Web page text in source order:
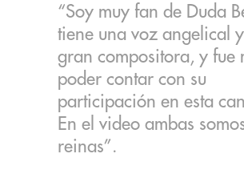
“Soy muy fan de Duda
tiene una voz angelical
gran compositora, y fue
poder contar con su
participación en esta
En el video ambas
reinas”.